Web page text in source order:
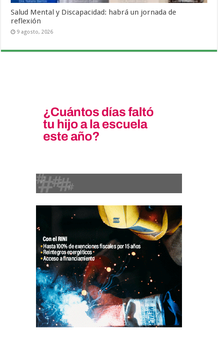
Salud Mental y Discapacidad: habrá un jornada de
reflexión
9 agosto, 2026